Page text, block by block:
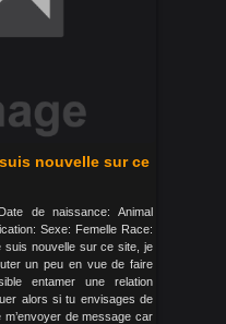
nouvelle sur ce
de naissance: Animal
Sexe: Femelle Race:
suis nouvelle sur ce site, je
un peu en vue de faire
entamer une relation
alors si tu envisages de
m’envoyer de message car